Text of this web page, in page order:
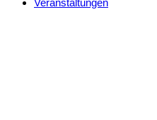
Veranstaltungen